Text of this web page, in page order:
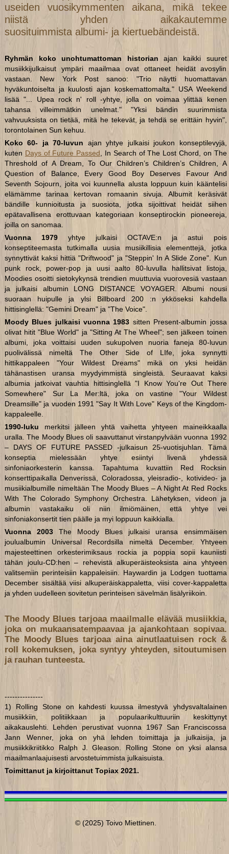
useiden vuosikymmenten aikana, mikä tekee
niistä yhden aikakautemme
suosituimmista albumi- ja kiertuebändeistä.
Ryhmän koko unohtumattoman historian ajan kaikki suuret
musiikkijulkaisut ympäri maailmaa ovat ottaneet heidät avosylin
vastaan. New York Post sanoo: "Trio näytti huomattavan
hyväkuntoiselta ja kuulosti ajan koskemattomalta." USA Weekend
lisää "... Upea rock n' roll -yhtye, jolla on voimaa ylittää kenen
tahansa villeimmätkin unelmat." "Yksi bändin suurimmista
vahvuuksista on tietää, mitä he tekevät, ja tehdä se erittäin hyvin",
torontolainen Sun kehuu.
Koko 60- ja 70-luvun ajan yhtye julkaisi joukon konseptilevyjä,
kuten Days of Future Passed , In Search of The Lost Chord, on The
Threshold of A Dream, To Our Children’s Children’s Children, A
Question of Balance, Every Good Boy Deserves Favour And
Seventh Sojourn, joita voi kuunnella alusta loppuun kuin kääntelisi
elämämme tarinaa kertovan romaanin sivuja. Albumit keräsivät
bändille kunnioitusta ja suosiota, jotka sijoittivat heidät siihen
epätavallisena erottuvaan kategoriaan konseptirockin pioneereja,
joilla on sanomaa.
Vuonna 1979 yhtye julkaisi OCTAVE:n ja astui pois
konseptiteemasta tutkimalla uusia musiikillisia elementtejä, jotka
synnyttivät kaksi hittiä "Driftwood" ja "Steppin' In A Slide Zone". Kun
punk rock, power-pop ja uusi aalto 80-luvulla hallitsivat listoja,
Moodies osoitti sietokykynsä trendien muuttuvia vuorovesiä vastaan
ja julkaisi albumin LONG DISTANCE VOYAGER. Albumi nousi
suoraan huipulle ja ylsi Billboard 200 :n ykköseksi kahdella
hittisinglellä: "Gemini Dream" ja "The Voice".
Moody Blues julkaisi vuonna 1983 sitten Present-albumin jossa
olivat hitit "Blue World" ja "Sitting At The Wheel"; sen jälkeen toinen
albumi, joka voittaisi uuden sukupolven nuoria faneja 80-luvun
puolivälissä nimeltä The Other Side of LIfe, joka synnytti
hittikappaleen "Your Wildest Dreams" mikä on yksi heidän
tähänastisen uransa myydyimmistä singleistä. Seuraavat kaksi
albumia jatkoivat vauhtia hittisinglellä "I Know You're Out There
Somewhere" Sur La Mer:ltä, joka on vastine "Your Wildest
Dreamsille" ja vuoden 1991 "Say It With Love" Keys of the Kingdom-
kappaleelle.
1990-luku merkitsi jälleen yhtä vaihetta yhtyeen maineikkaalla
uralla. The Moody Blues oli saavuttanut virstanpylvään vuonna 1992
– DAYS OF FUTURE PASSED -julkaisun 25-vuotisjuhlan. Tämä
konseptia mielessään yhtye esiintyi livenä yhdessä
sinfoniaorkesterin kanssa. Tapahtuma kuvattiin Red Rocksin
konserttipaikalla Denverissä, Coloradossa, yleisradio-, kotivideo- ja
musiikialbumille nimeltään The Moody Blues – A Night At Red Rocks
With The Colorado Symphony Orchestra. Lähetyksen, videon ja
albumin vastakaiku oli niin ilmiömäinen, että yhtye vei
sinfoniakonsertit tien päälle ja myi loppuun kaikkialla.
Vuonna 2003The Moody Blues julkaisi uransa ensimmäisen
joulualbumin Universal Recordsilla nimeltä December. Yhtyeen
majesteettinen orkesterimiksaus rockia ja poppia sopii kauniisti
tähän joulu-CD:hen – rehevistä alkuperäisteoksista aina yhtyeen
valitsemiin perinteisiin kappaleisiin. Haywardin ja Lodgen tuottama
December sisältää viisi alkuperäiskappaletta, viisi cover-kappaletta
ja yhden uudelleen sovitetun perinteisen sävelmän lisälyriikoin.
The Moody Blues tarjoaa maailmalle elävää musiikkia,
joka on mukaansatempaavaa ja ajankohtaan sopivaa.
The Moody Blues tarjoaa aina ainutlaatuisen rock &
roll kokemuksen, joka syntyy yhteyden, sitoutumisen
ja rauhan tunteesta.
---------------
1) Rolling Stone on kahdesti kuussa ilmestyvä yhdysvaltalainen
musiikkiin, politiikkaan ja populaarikulttuuriin keskittynyt
aikakauslehti. Lehden perustivat vuonna 1967 San Franciscossa
Jann Wenner, joka on yhä lehden toimittaja ja julkaisija, ja
musiikkikriitikko Ralph J. Gleason. Rolling Stone on yksi alansa
maailmanlaajuisesti arvostetuimmista julkaisuista.
Toimittanut ja kirjoittanut Topiax 2021.
© (2025) Toivo Miettinen.